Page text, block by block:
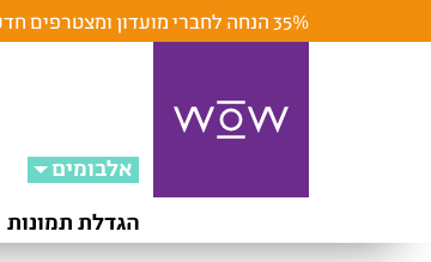
35% הנחה לחברי מועדון ומצטרפים חדשים |
אלבומים
הגדלת תמונות